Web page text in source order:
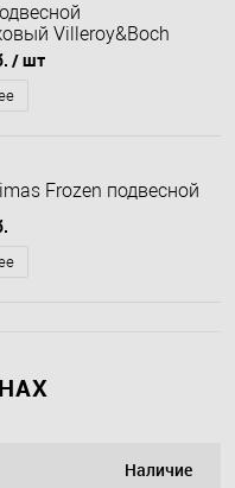
Villeroy&Boch
New DirectFlush с
/ шт
Frozen подвесной
Наличие